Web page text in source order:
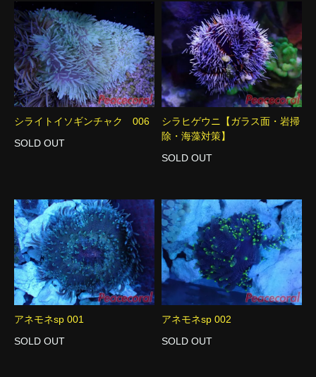
シライトイソギンチャク 006
SOLD OUT
シラヒゲウニ【ガラス面・岩掃
除・海藻対策】
SOLD OUT
アネモネsp 001
SOLD OUT
アネモネsp 002
SOLD OUT